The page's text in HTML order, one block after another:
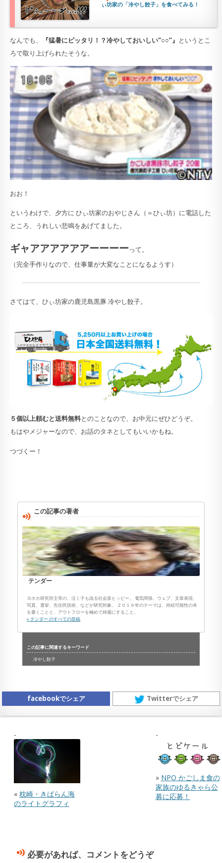
ぃ坊家の「冷やし餃子」を食べてみる！
なんでも、 『猛暑にピッタリ！？冷やしておいしい”○○”』 というとこ
ろで取り上げられたそうな。
おお！
というわけで、夕方に ひぃ坊家のおやじさん（＝ひぃ坊）に電話した
ところ、うれしい悲鳴をあげてました。
ギャアアアアアアーーーーって。
（完全手作りなので、仕事量が大変なことになるようす）
さてはて、ひぃ坊家の鹿児島黒豚 冷やし餃子。
５個以上頼むと送料無料とのことなので、お中元にぜひどうぞ。
もはやメジャーなので、お話のタネとしてもいいかもね。
つづくー！
この記事の著者
テンダー
ヨホホ研究所主宰の、泣く子も訛る社会派ヒッピー。 電気関係、ウェブ、文章表現、
写真、選挙、先住民技術、などが研究対象。 ２０１６年のテーマは、持続可能性の本
を書くことと、アウトフローを極めて綺麗にすること。
» テンダー のすべての投稿
この記事に関連するキーワード
冷やし餃子
facebookでシェア Twitterでシェア
« 枕崎・きばらん海
のライトグラフィ
» NPO かごしま食の
家族のゆるきゃら公
募に応募！
必要があれば、コメントをどうぞ